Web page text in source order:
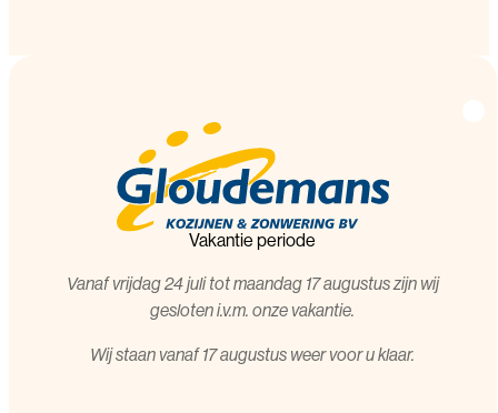
Vakantie periode
Vanaf vrijdag 24 juli tot maandag 17 augustus zijn wij
gesloten i.v.m. onze vakantie.
Wij staan vanaf 17 augustus weer voor u klaar.